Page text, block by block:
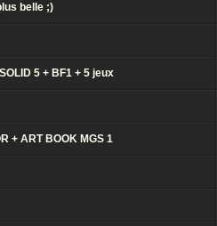
belle ;)
5 + BF1 + 5 jeux
+ ART BOOK MGS 1